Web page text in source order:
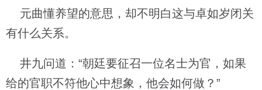
元曲懂养望的意思，却不明白这与卓如岁闭关
有什么关系。
井九问道：“朝廷要征召一位名士为官，如果
给的官职不符他心中想象，他会如何做？”